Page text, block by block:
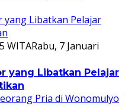
WITARabu, 7 Januari
yang Libatkan Pelajar